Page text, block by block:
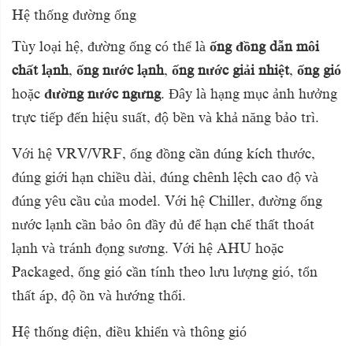
Hệ thống đường ống
Tùy loại hệ, đường ống có thể là ống đồng dẫn môi
chất lạnh, ống nước lạnh, ống nước giải nhiệt, ống gió
hoặc đường nước ngưng. Đây là hạng mục ảnh hưởng
trực tiếp đến hiệu suất, độ bền và khả năng bảo trì.
Với hệ VRV/VRF, ống đồng cần đúng kích thước,
đúng giới hạn chiều dài, đúng chênh lệch cao độ và
đúng yêu cầu của model. Với hệ Chiller, đường ống
nước lạnh cần bảo ôn đầy đủ để hạn chế thất thoát
lạnh và tránh đọng sương. Với hệ AHU hoặc
Packaged, ống gió cần tính theo lưu lượng gió, tổn
thất áp, độ ồn và hướng thổi.
Hệ thống điện, điều khiển và thông gió